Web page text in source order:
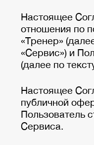
Настоящее
отношения по
«Тренер»
«Сервис») и
(далее по
Настоящее
публичной
Пользователь
Сервиса.